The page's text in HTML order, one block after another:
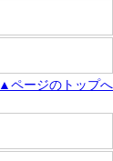
▲ページのトップへ